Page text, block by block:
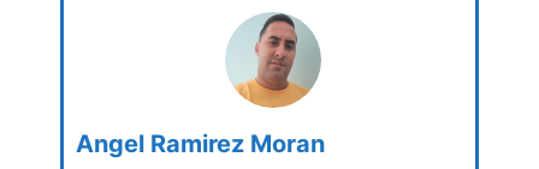
Angel Ramirez Moran